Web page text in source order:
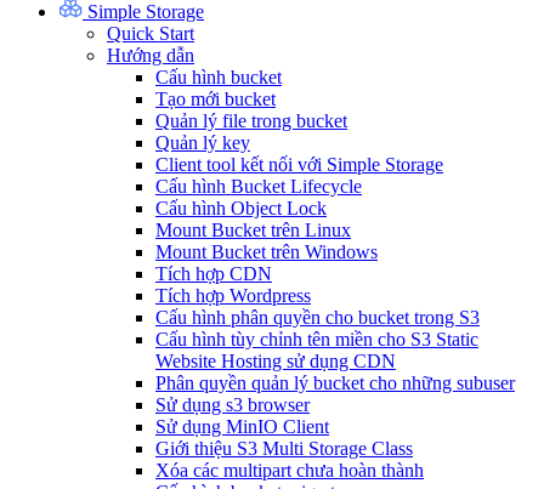
Simple Storage
Quick Start
Hướng dẫn
Cấu hình bucket
Tạo mới bucket
Quản lý file trong bucket
Quản lý key
Client tool kết nối với Simple Storage
Cấu hình Bucket Lifecycle
Cấu hình Object Lock
Mount Bucket trên Linux
Mount Bucket trên Windows
Tích hợp CDN
Tích hợp Wordpress
Cấu hình phân quyền cho bucket trong S3
Cấu hình tùy chỉnh tên miền cho S3 Static
Website Hosting sử dụng CDN
Phân quyền quản lý bucket cho những subuser
Sử dụng s3 browser
Sử dụng MinIO Client
Giới thiệu S3 Multi Storage Class
Xóa các multipart chưa hoàn thành